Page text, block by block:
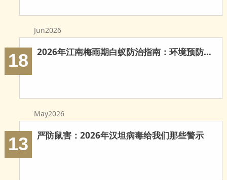
Jun2026
18 2026年江南梅雨期白蚁防治指南：环境预防与科学灭治
May2026
13 严防鼠害：2026年汉坦病毒给我们那些警示